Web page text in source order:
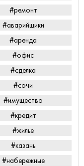
#ремонт
#аварийщики
#аренда
#офис
#сделка
#сочи
#имущество
#кредит
#жилье
#казань
#набережные